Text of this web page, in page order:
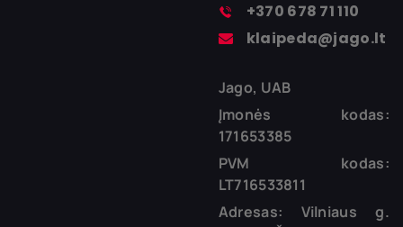
+370 678 71 110
klaipeda@jago.lt
Jago, UAB
Įmonės kodas:
171653385
PVM kodas:
LT716533811
Adresas: Vilniaus g.